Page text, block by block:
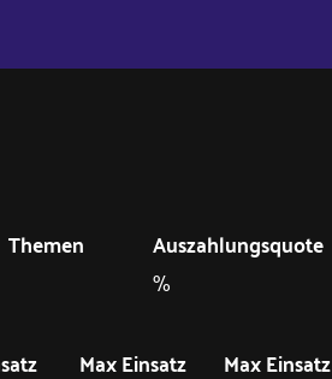
Themen
Auszahlungsquote
%
Max Einsatz Max Einsatz